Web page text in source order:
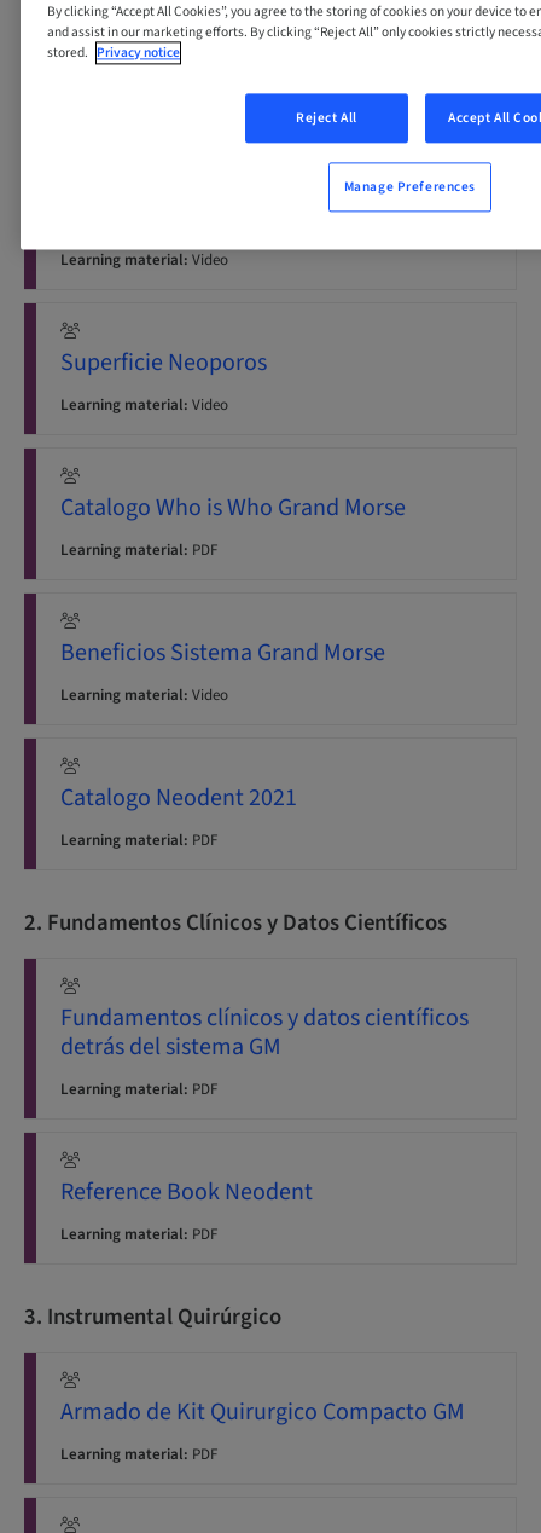
Neodent
Learning material: Video
Superficie Neoporos
Learning material: Video
Catalogo Who is Who Grand Morse
Learning material: PDF
Beneficios Sistema Grand Morse
Learning material: Video
Catalogo Neodent 2021
Learning material: PDF
2. Fundamentos Clínicos y Datos Científicos
Fundamentos clínicos y datos científicos
detrás del sistema GM
Learning material: PDF
Reference Book Neodent
Learning material: PDF
3. Instrumental Quirúrgico
Armado de Kit Quirurgico Compacto GM
Learning material: PDF
By clicking “Accept All Cookies”, you agree to the storing of cookies on your device to
and assist in our marketing efforts. By clicking “Reject All” only cookies strictly
stored. Privacy notice
Reject All Accept All
Manage Preferences